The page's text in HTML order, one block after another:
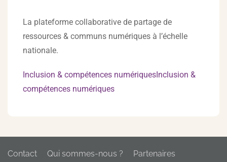
La plateforme collaborative de partage de
ressources & communs numériques à l’échelle
nationale.
Inclusion & compétences numériquesInclusion &
compétences numériques
Contact Qui sommes-nous ? Partenaires